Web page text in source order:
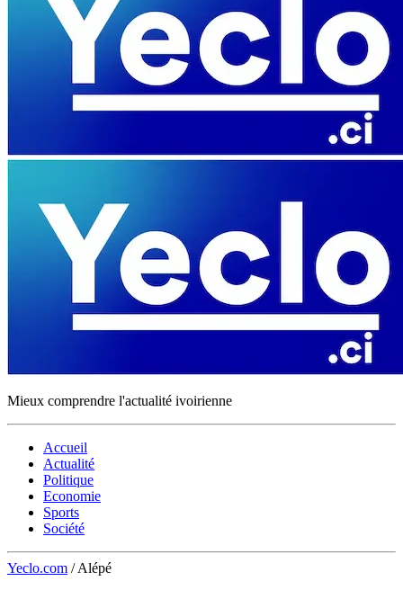
Mieux comprendre l'actualité ivoirienne
Accueil
Actualité
Politique
Economie
Sports
Société
Yeclo.com / Alépé